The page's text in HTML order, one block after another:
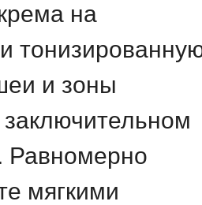
на
и зоны
Равномерно
мягкими